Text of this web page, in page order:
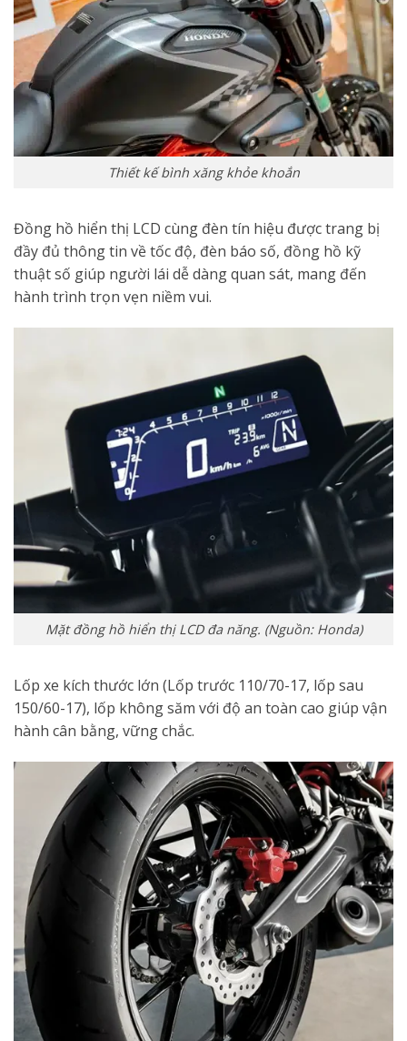
Thiết kế bình xăng khỏe khoắn
Đồng hồ hiển thị LCD cùng đèn tín hiệu được trang bị
đầy đủ thông tin về tốc độ, đèn báo số, đồng hồ kỹ
thuật số giúp người lái dễ dàng quan sát, mang đến
hành trình trọn vẹn niềm vui.
Mặt đồng hồ hiển thị LCD đa năng. (Nguồn: Honda)
Lốp xe kích thước lớn (Lốp trước 110/70-17, lốp sau
150/60-17), lốp không săm với độ an toàn cao giúp vận
hành cân bằng, vững chắc.